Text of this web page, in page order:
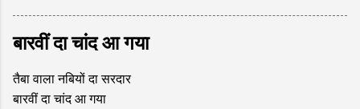
बारवीं दा चांद आ गया
तैबा वाला नबियों दा सरदार
बारवीं दा चांद आ गया